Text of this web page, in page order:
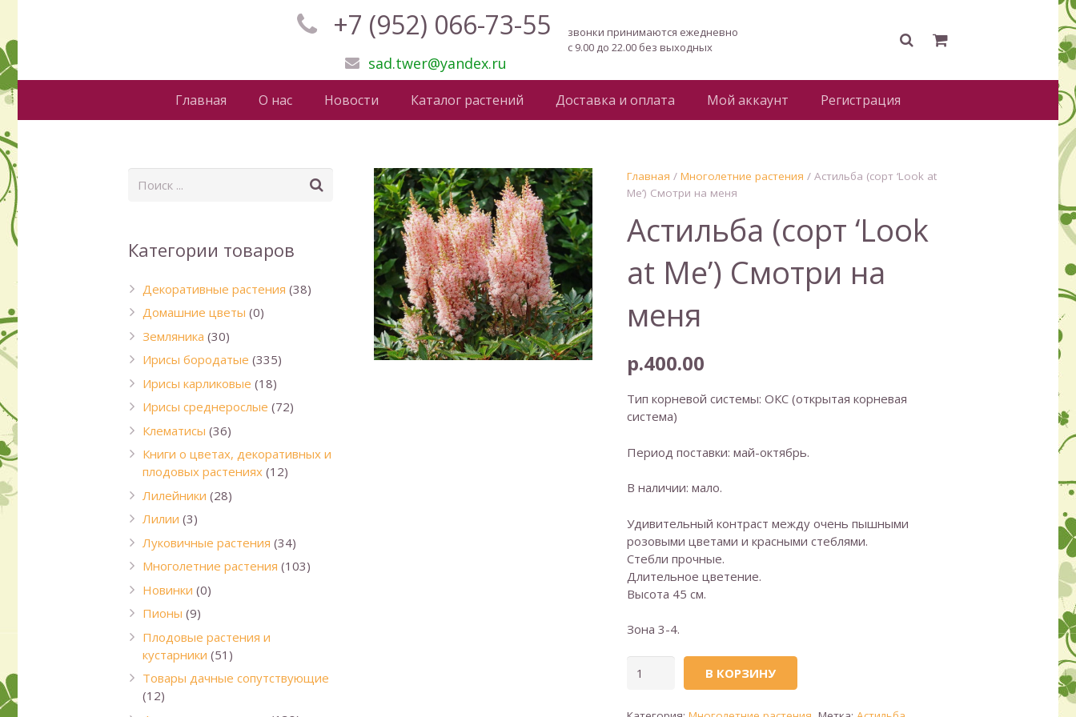
+7 (952) 066-73-55
sad.twer@yandex.ru
звонки принимаются ежедневно
с 9.00 до 22.00 без выходных
Главная О нас Новости Каталог растений Доставка и оплата Мой аккаунт Регистрация
Главная / Многолетние растения / Астильба (сорт ‘Look at
Me’) Смотри на меня
Астильба (сорт ‘Look
at Me’) Смотри на
меня
р.400.00
Тип корневой системы: ОКС (открытая корневая
система)
Период поставки: май-октябрь.
В наличии: мало.
Удивительный контраст между очень пышными
розовыми цветами и красными стеблями.
Стебли прочные.
Длительное цветение.
Высота 45 см.
Зона 3-4.
Количество
товара
В КОРЗИНУ
Категории товаров
Декоративные растения (38)
Домашние цветы (0)
Земляника (30)
Ирисы бородатые (335)
Ирисы карликовые (18)
Ирисы среднерослые (72)
Клематисы (36)
Книги о цветах, декоративных и
плодовых растениях (12)
Лилейники (28)
Лилии (3)
Луковичные растения (34)
Многолетние растения (103)
Новинки (0)
Пионы (9)
Плодовые растения и
кустарники (51)
Товары дачные сопутствующие
(12)